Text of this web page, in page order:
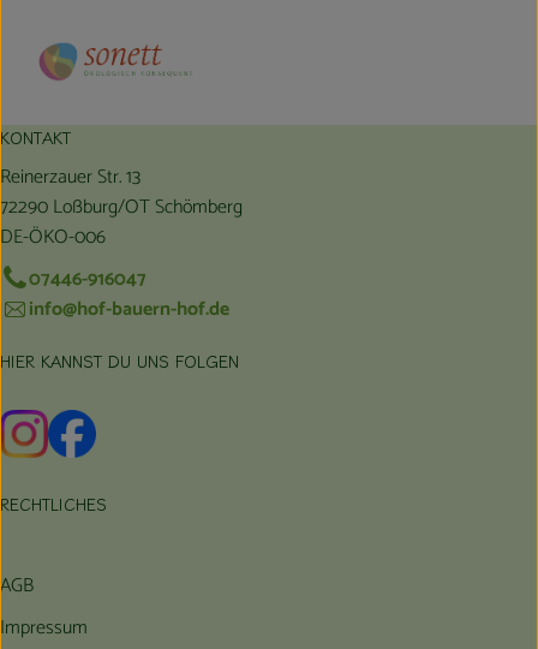
KONTAKT
Reinerzauer Str. 13
72290 Loßburg/OT Schömberg
DE-ÖKO-006
07446-916047
info@hof-bauern-hof.de
HIER KANNST DU UNS FOLGEN
Externer Link zu https://www.instagram.com/hofbauernhof/
Externer Link zu https://www.facebook.com/
RECHTLICHES
AGB
Impressum